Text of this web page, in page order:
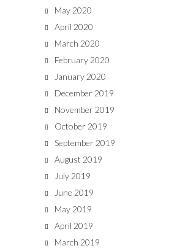
May 2020
April 2020
March 2020
February 2020
January 2020
December 2019
November 2019
October 2019
September 2019
August 2019
July 2019
June 2019
May 2019
April 2019
March 2019